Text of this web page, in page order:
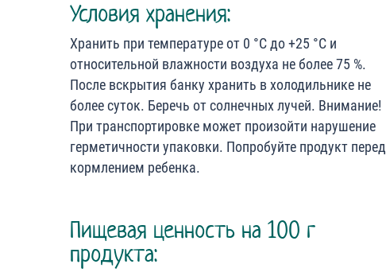
Условия хранения:
Хранить при температуре от 0 °С до +25 °С и
относительной влажности воздуха не более 75 %.
После вскрытия банку хранить в холодильнике не
более суток. Беречь от солнечных лучей. Внимание!
При транспортировке может произойти нарушение
герметичности упаковки. Попробуйте продукт перед
кормлением ребенка.
Пищевая ценность на 100 г
продукта: